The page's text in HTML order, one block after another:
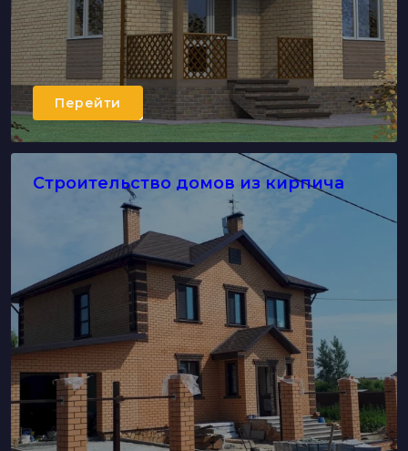
Перейти
Строительство домов из кирпича